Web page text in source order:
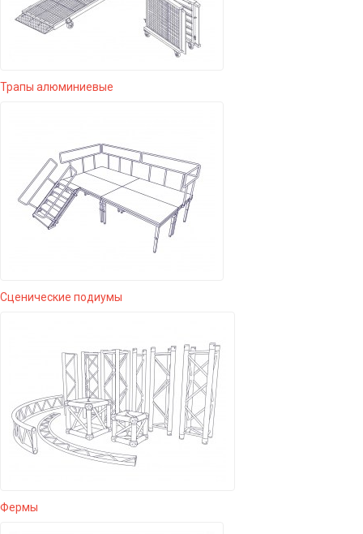
Трапы алюминиевые
Сценические подиумы
Фермы